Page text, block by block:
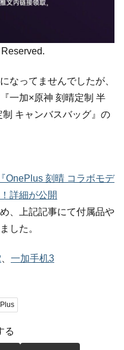
なってませんでしたが、
一加×原神 刻晴定制 半
キャンバスバッグ』の
OnePlus 刻晴 コラボモデ
詳細が公開
、上記記事にて付属品や
した。
一加手机3
る